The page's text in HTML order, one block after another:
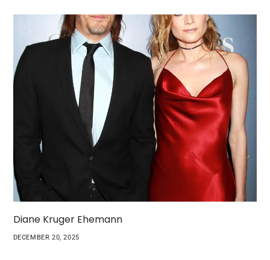
Diane Kruger Ehemann
DECEMBER 20, 2025